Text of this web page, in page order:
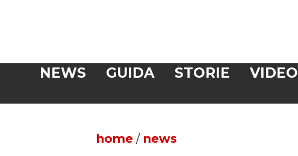
NEWS GUIDA STORIE VIDEO
home / news